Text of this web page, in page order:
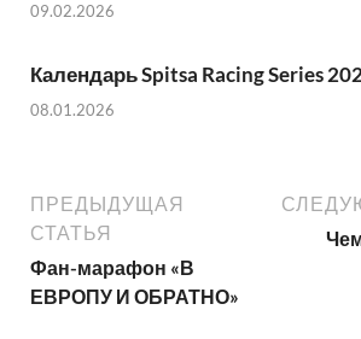
09.02.2026
Календарь Spitsa Racing Series
08.01.2026
ПРЕДЫДУЩАЯ
СТАТЬЯ
Фан-марафон «В
ЕВРОПУ И ОБРАТНО»